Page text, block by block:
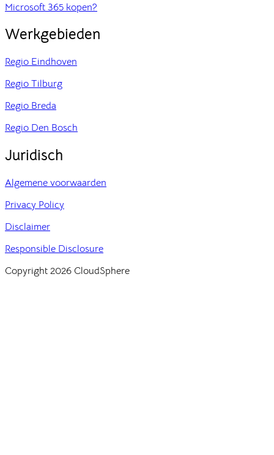
Microsoft 365 kopen?
Werkgebieden
Regio Eindhoven
Regio Tilburg
Regio Breda
Regio Den Bosch
Juridisch
Algemene voorwaarden
Privacy Policy
Disclaimer
Responsible Disclosure
Copyright 2026 CloudSphere